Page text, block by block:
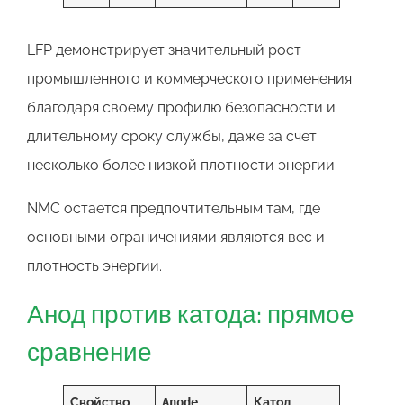
LFP демонстрирует значительный рост
промышленного и коммерческого применения
благодаря своему профилю безопасности и
длительному сроку службы, даже за счет
несколько более низкой плотности энергии.
NMC остается предпочтительным там, где
основными ограничениями являются вес и
плотность энергии.
Анод против катода: прямое
сравнение
Свойство Anode Катод